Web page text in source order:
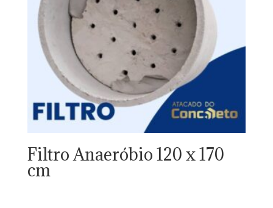
Filtro Anaeróbio 120 x 170
cm